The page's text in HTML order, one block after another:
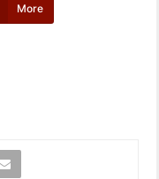
More